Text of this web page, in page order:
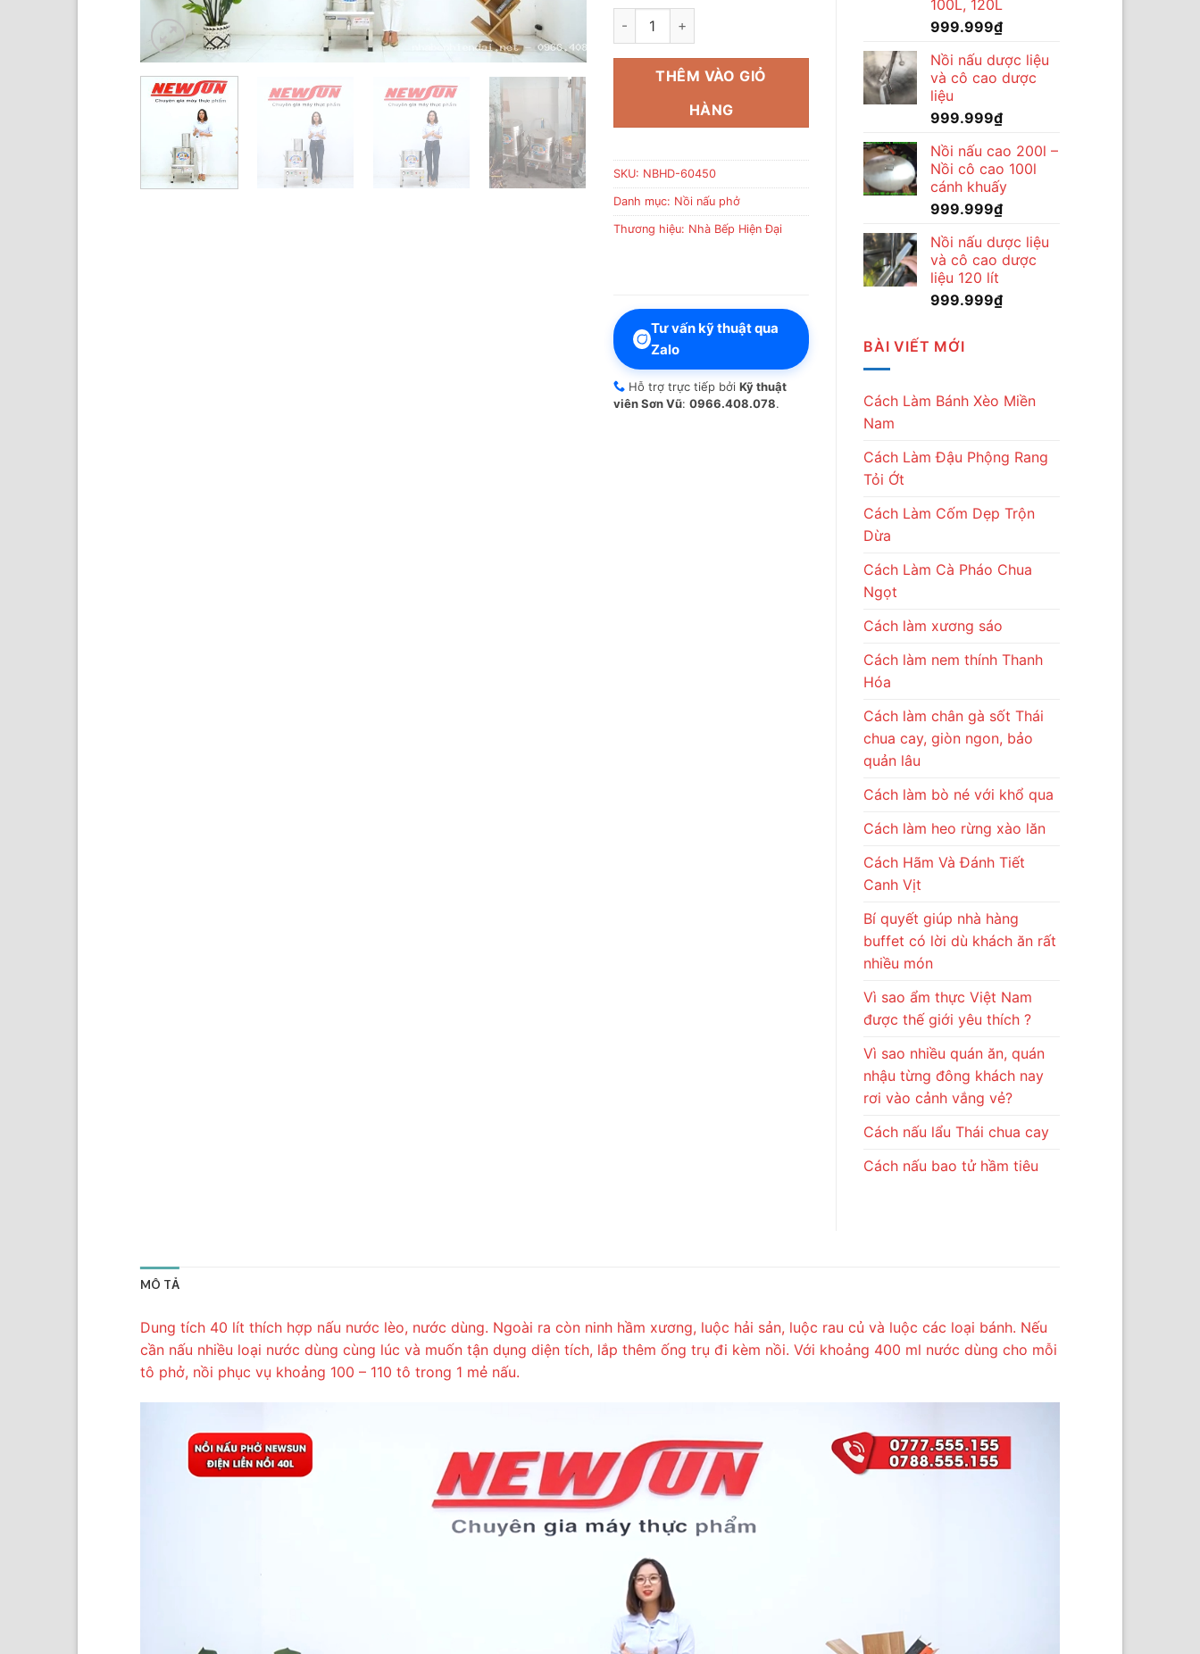
Nồi nấu phở 40 lít số lượng
THÊM VÀO GIỎ
HÀNG
SKU: NBHD-60450
Danh mục: Nồi nấu phở
Thương hiệu: Nhà Bếp Hiện Đại
Tư vấn kỹ thuật qua
Zalo
Hỗ trợ trực tiếp bởi Kỹ thuật
viên Sơn Vũ: 0966.408.078.
100L, 120L
999.999₫
Nồi nấu dược liệu
và cô cao dược
liệu
999.999₫
Nồi nấu cao 200l –
Nồi cô cao 100l
cánh khuấy
999.999₫
Nồi nấu dược liệu
và cô cao dược
liệu 120 lít
999.999₫
BÀI VIẾT MỚI
Cách Làm Bánh Xèo Miền
Nam
Cách Làm Đậu Phộng Rang
Tỏi Ớt
Cách Làm Cốm Dẹp Trộn
Dừa
Cách Làm Cà Pháo Chua
Ngọt
Cách làm xương sáo
Cách làm nem thính Thanh
Hóa
Cách làm chân gà sốt Thái
chua cay, giòn ngon, bảo
quản lâu
Cách làm bò né với khổ qua
Cách làm heo rừng xào lăn
Cách Hãm Và Đánh Tiết
Canh Vịt
Bí quyết giúp nhà hàng
buffet có lời dù khách ăn rất
nhiều món
Vì sao ẩm thực Việt Nam
được thế giới yêu thích ?
Vì sao nhiều quán ăn, quán
nhậu từng đông khách nay
rơi vào cảnh vắng vẻ?
Cách nấu lẩu Thái chua cay
Cách nấu bao tử hầm tiêu
MÔ TẢ
Dung tích 40 lít thích hợp nấu nước lèo, nước dùng. Ngoài ra còn ninh hầm xương, luộc hải sản, luộc rau củ và luộc các loại bánh. Nếu
cần nấu nhiều loại nước dùng cùng lúc và muốn tận dụng diện tích, lắp thêm ống trụ đi kèm nồi. Với khoảng 400 ml nước dùng cho mỗi
tô phở, nồi phục vụ khoảng 100 – 110 tô trong 1 mẻ nấu.